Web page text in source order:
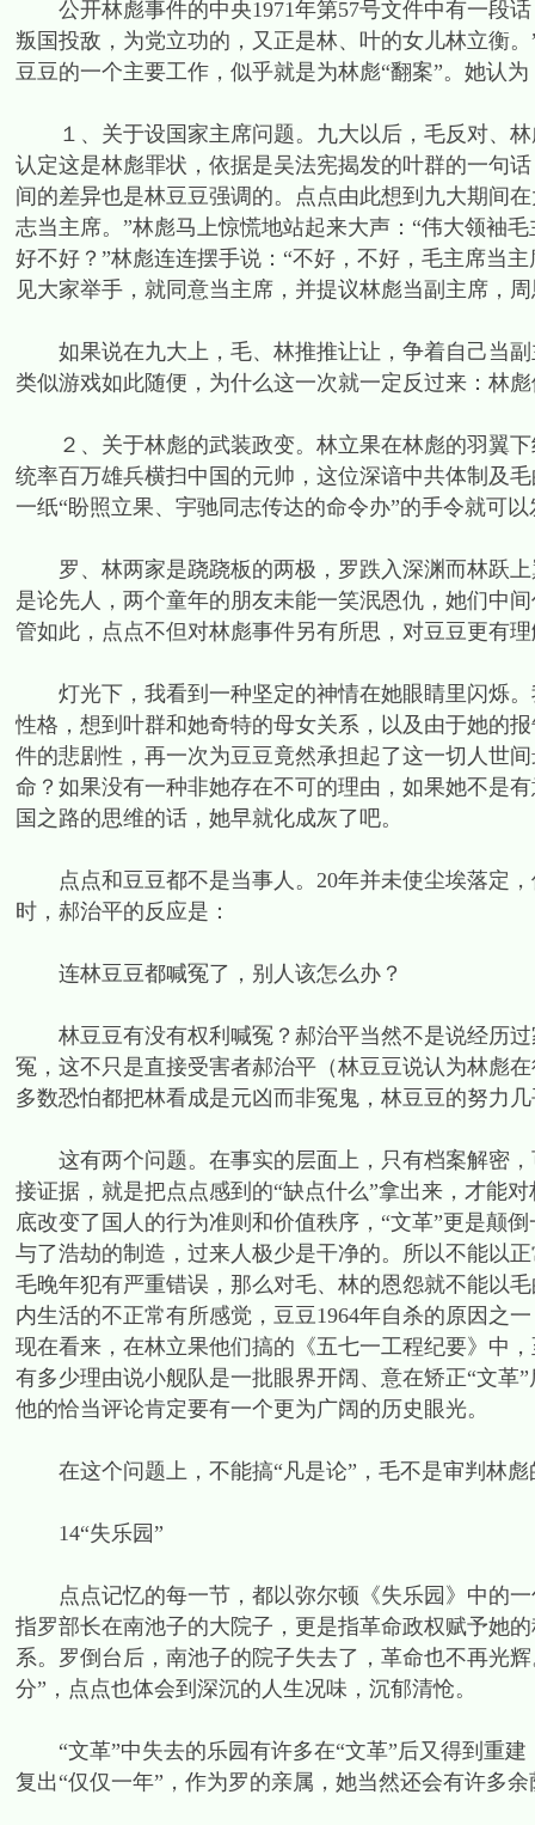
公开林彪事件的中央1971年第57号文件中有一段话
叛国投敌，为党立功的，又正是林、叶的女儿林立衡
豆豆的一个主要工作，似乎就是为林彪“翻案”。她认
１、关于设国家主席问题。九大以后，毛反对、林
认定这是林彪罪状，依据是吴法宪揭发的叶群的一句
间的差异也是林豆豆强调的。点点由此想到九大期间
志当主席。”林彪马上惊慌地站起来大声：“伟大领袖
好不好？”林彪连连摆手说：“不好，不好，毛主席当
见大家举手，就同意当主席，并提议林彪当副主席，
如果说在九大上，毛、林推推让让，争着自己当副
类似游戏如此随便，为什么这一次就一定反过来：林
２、关于林彪的武装政变。林立果在林彪的羽翼下
统率百万雄兵横扫中国的元帅，这位深谙中共体制及
一纸“盼照立果、宇驰同志传达的命令办”的手令就可
罗、林两家是跷跷板的两极，罗跌入深渊而林跃上
是论先人，两个童年的朋友未能一笑泯恩仇，她们中
管如此，点点不但对林彪事件另有所思，对豆豆更有
灯光下，我看到一种坚定的神情在她眼睛里闪烁。
性格，想到叶群和她奇特的母女关系，以及由于她的
件的悲剧性，再一次为豆豆竟然承担起了这一切人世
命？如果没有一种非她存在不可的理由，如果她不是
国之路的思维的话，她早就化成灰了吧。
点点和豆豆都不是当事人。20年并未使尘埃落定，
时，郝治平的反应是：
连林豆豆都喊冤了，别人该怎么办？
林豆豆有没有权利喊冤？郝治平当然不是说经历过
冤，这不只是直接受害者郝治平（林豆豆说认为林彪
多数恐怕都把林看成是元凶而非冤鬼，林豆豆的努力
这有两个问题。在事实的层面上，只有档案解密，
接证据，就是把点点感到的“缺点什么”拿出来，才能
底改变了国人的行为准则和价值秩序，“文革”更是颠
与了浩劫的制造，过来人极少是干净的。所以不能以
毛晚年犯有严重错误，那么对毛、林的恩怨就不能以
内生活的不正常有所感觉，豆豆1964年自杀的原因之
现在看来，在林立果他们搞的《五七一工程纪要》中
有多少理由说小舰队是一批眼界开阔、意在矫正“文革
他的恰当评论肯定要有一个更为广阔的历史眼光。
在这个问题上，不能搞“凡是论”，毛不是审判林彪
14“失乐园”
点点记忆的每一节，都以弥尔顿《失乐园》中的一
指罗部长在南池子的大院子，更是指革命政权赋予她
系。罗倒台后，南池子的院子失去了，革命也不再光
分”，点点也体会到深沉的人生况味，沉郁清怆。
“文革”中失去的乐园有许多在“文革”后又得到重建
复出“仅仅一年”，作为罗的亲属，她当然还会有许多